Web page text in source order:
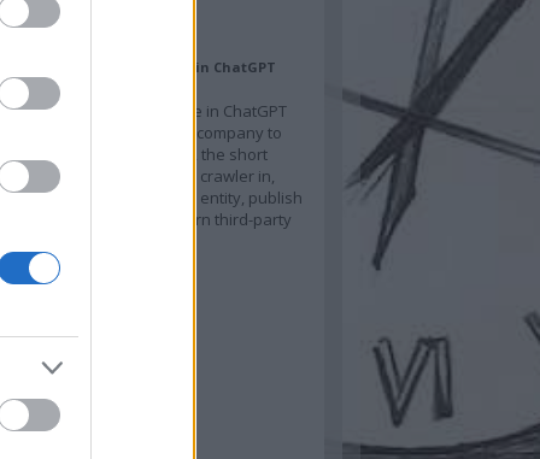
Make Your Business Visible in ChatGPT
Make Your Business Visible in ChatGPT
Results If you want your company to
in ChatGPT search results, the short
is this: let OpenAI’s search crawler in,
clearly described business entity, publish
written to be cited, and earn third-party